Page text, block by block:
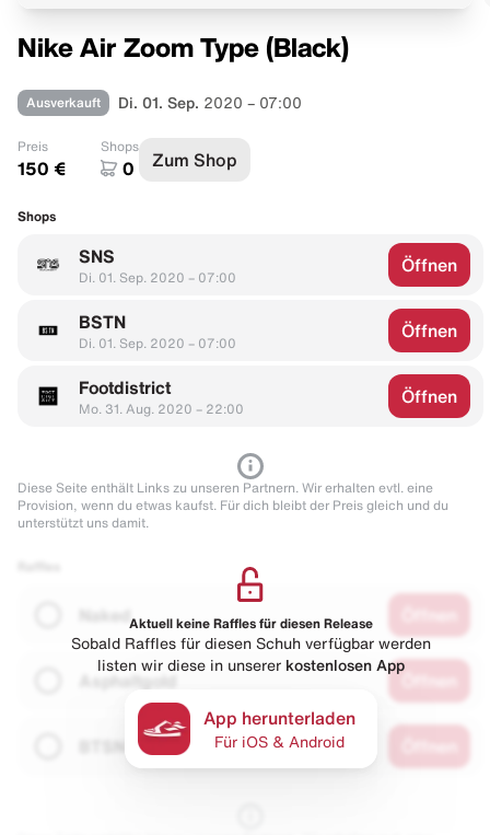
Nike Air Zoom Type (Black)
Ausverkauft Di. 01. Sep. 2020 – 07:00
Preis
150 €
Shops
0 Zum Shop
Shops
SNS
Di. 01. Sep. 2020 – 07:00
Öffnen
BSTN
Di. 01. Sep. 2020 – 07:00
Öffnen
Footdistrict
Mo. 31. Aug. 2020 – 22:00
Öffnen
Diese Seite enthält Links zu unseren Partnern. Wir erhalten evtl. eine
Provision, wenn du etwas kaufst. Für dich bleibt der Preis gleich und du
unterstützt uns damit.
Naked
Asphaltgold
Aktuell keine Raffles für diesen Release
Sobald Raffles für diesen Schuh verfügbar werden
listen wir diese in unserer kostenlosen App
App herunterladen
Für iOS & Android